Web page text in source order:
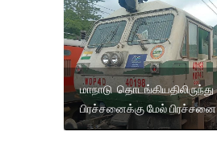
மாநாடு தொடங்கியதிலிருந்து
பிரச்சனைக்கு மேல் பிரச்சனை